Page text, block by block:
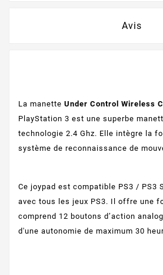
Avis
La manette Under Control Wireless
PlayStation 3 est une superbe
technologie 2.4 Ghz. Elle intègre la
système de reconnaissance de
Ce joypad est compatible PS3 / PS3
avec tous les jeux PS3. Il offre une
comprend 12 boutons d’action
d'une autonomie de maximum 30